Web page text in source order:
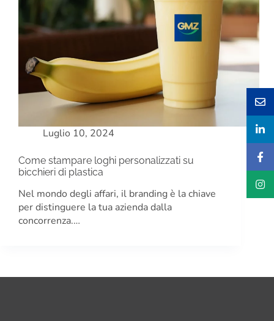
Luglio 10, 2024
Come stampare loghi personalizzati su
bicchieri di plastica
Nel mondo degli affari, il branding è la chiave
per distinguere la tua azienda dalla
concorrenza.…